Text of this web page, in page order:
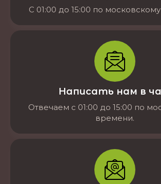
С 01:00 до 15:00 по
Написать нам в
Отвечаем с 01:00 до 15:00 по
времени.